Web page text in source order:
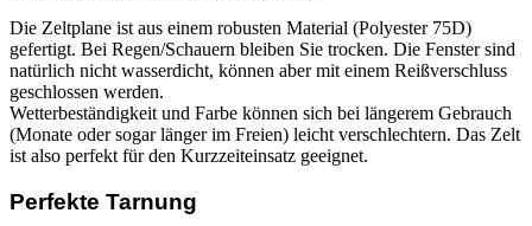
Die Zeltplane ist aus einem robusten Material (Polyester 75D)
gefertigt. Bei Regen/Schauern bleiben Sie trocken. Die Fenster sind
natürlich nicht wasserdicht, können aber mit einem Reißverschluss
geschlossen werden.
Wetterbeständigkeit und Farbe können sich bei längerem Gebrauch
(Monate oder sogar länger im Freien) leicht verschlechtern. Das Zelt
ist also perfekt für den Kurzzeiteinsatz geeignet.
Perfekte Tarnung